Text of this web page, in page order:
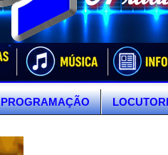
PROGRAMAÇÃO